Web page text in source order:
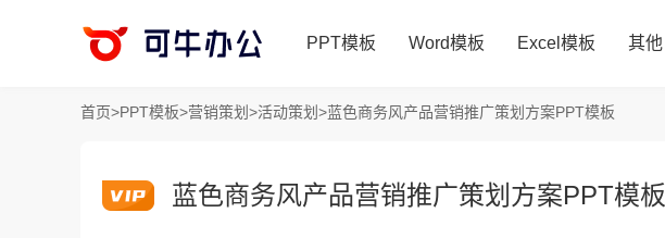
PPT模板 Word模板 Excel模板 其他
首页>PPT模板>营销策划 >活动策划 >蓝色商务风产品营销推广策划方案PPT模板
蓝色商务风产品营销推广策划方案PPT模板